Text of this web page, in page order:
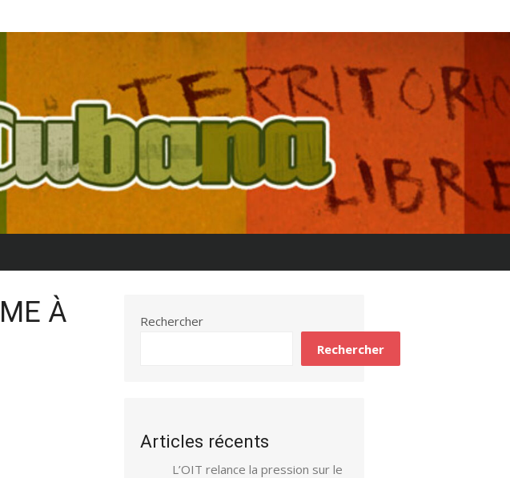
À
Rechercher
Rechercher
Articles récents
L’OIT relance la pression sur le